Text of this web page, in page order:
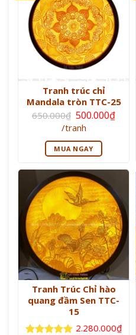
Tranh trúc chỉ
Mandala tròn TTC-25
650.000₫ Giá
gốc
là:
650.000₫.
500.000₫
Giá
hiện
tại
là:
500.000₫.
/tranh
MUA NGAY
Tranh Trúc Chỉ hào
quang đầm Sen TTC-
15
2.280.000₫